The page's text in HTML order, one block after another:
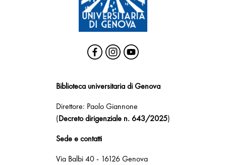
Biblioteca universitaria di Genova
Direttore: Paolo Giannone
(Decreto dirigenziale n. 643/2025)
Sede e contatti
Via Balbi 40 - 16126 Genova